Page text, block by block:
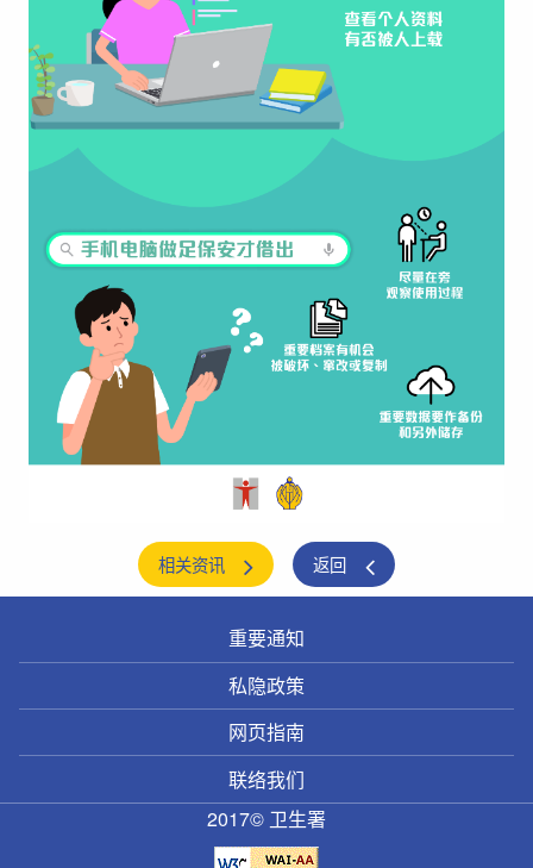
相关资讯 返回
重要通知
私隐政策
网页指南
联络我们
2017© 卫生署